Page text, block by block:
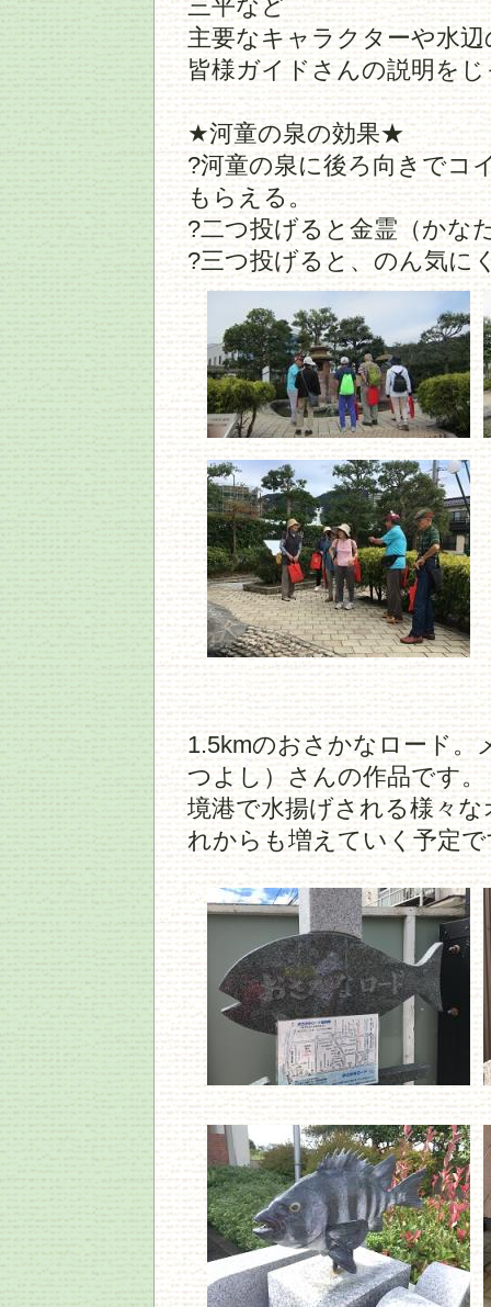
三平など
主要なキャラクターや水
皆様ガイドさんの説明を
★河童の泉の効果★
?河童の泉に後ろ向きでコ
もらえる。
?二つ投げると金霊（かな
?三つ投げると、のん気に
1.5kmのおさかなロード。
つよし）さんの作品です。
境港で水揚げされる様々
れからも増えていく予定